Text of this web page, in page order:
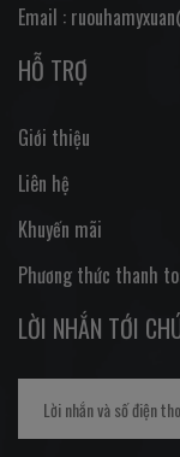
Email :
HỖ TRỢ
Giới thiệu
Liên hệ
Khuyến mãi
Phương thức thanh
LỜI NHẮN TỚI